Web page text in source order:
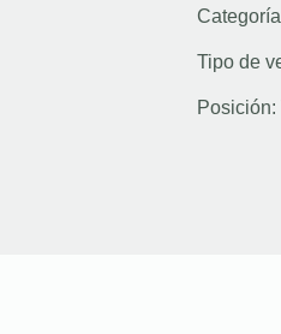
Tipo de
Posición: